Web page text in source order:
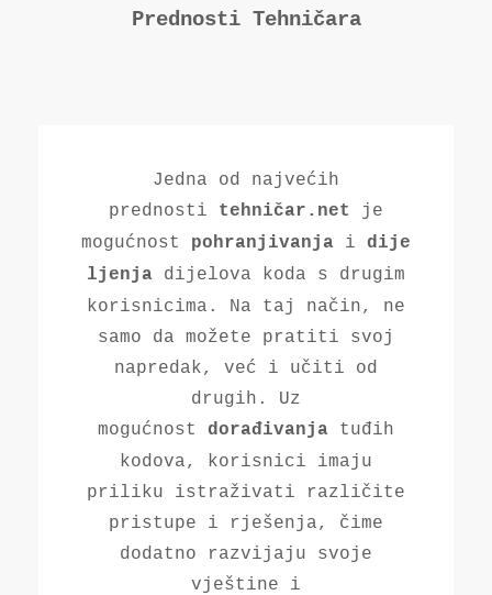
Prednosti Tehničara
Jedna od najvećih
prednosti tehničar.net
je
mogućnost pohranjivanja i dije
ljenja dijelova koda s drugim
korisnicima. Na taj način, ne
samo da možete pratiti svoj
napredak, već i učiti od
drugih. Uz
mogućnost dorađivanja tuđih
kodova, korisnici imaju
priliku istraživati različite
pristupe i rješenja, čime
dodatno razvijaju svoje
vještine i